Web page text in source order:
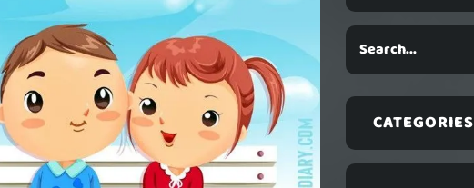
CATEGORIES